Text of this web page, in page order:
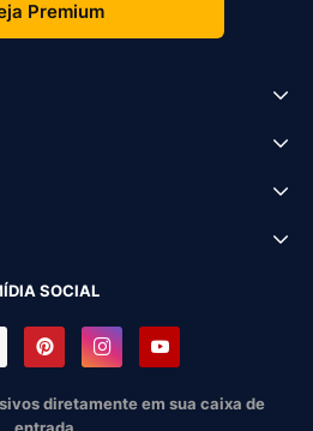
Premium
SOCIAL
diretamente em sua caixa de